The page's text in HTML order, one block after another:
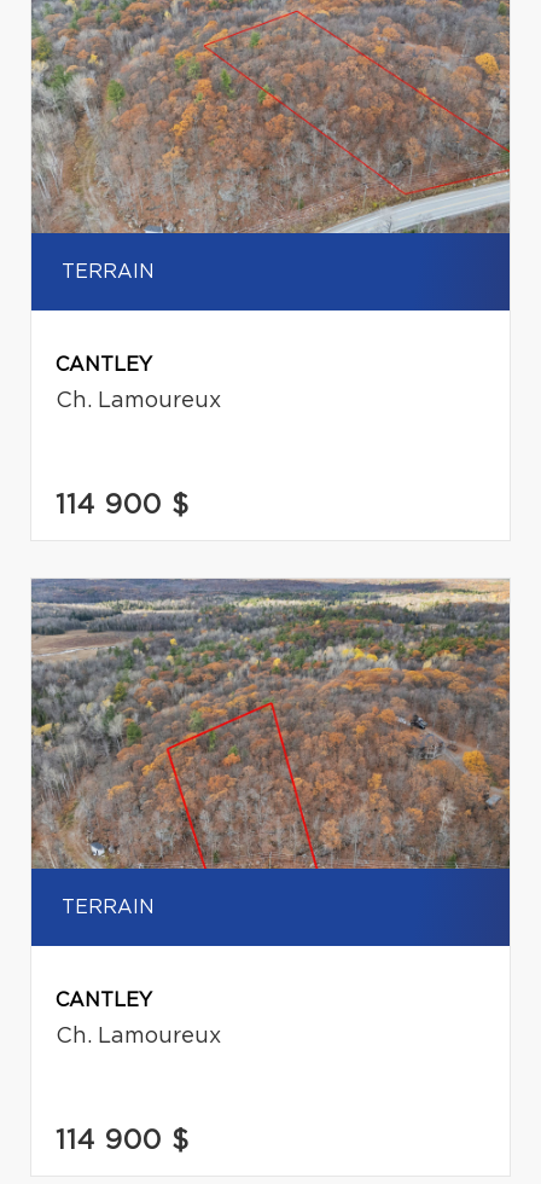
TERRAIN
CANTLEY
Ch. Lamoureux
114 900 $
TERRAIN
CANTLEY
Ch. Lamoureux
114 900 $